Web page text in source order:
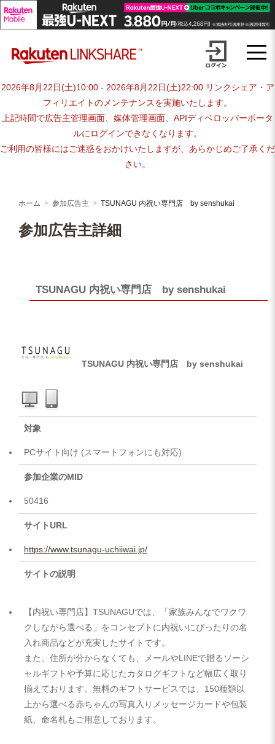
advertiser-html
2026年8月22日(土)10:00 - 2026年8月22日(土)22:00 リンクシェア・ア
フィリエイトのメンテナンスを実施いたします。
上記時間で広告主管理画面、媒体管理画面、APIディベロッパーポータ
ルにログインできなくなります。
ご利用の皆様にはご迷惑をおかけいたしますが、あらかじめご了承くだ
さい。
ホーム 参加広告主 TSUNAGU 内祝い専門店 by senshukai
参加広告主詳細
TSUNAGU 内祝い専門店 by senshukai
TSUNAGU 内祝い専門店 by senshukai
対象
PCサイト向け (スマートフォンにも対応)
参加企業のMID
50416
サイトURL
https://www.tsunagu-uchiiwai.jp/
サイトの説明
【内祝い専門店】TSUNAGUでは、「家族みんなでワクワ
クしながら選べる」をコンセプトに内祝いにぴったりの名
入れ商品などが充実したサイトです。
また、住所が分からなくても、メールやLINEで贈るソーシ
ャルギフトや予算に応じたカタログギフトなど幅広く取り
揃えております。無料のギフトサービスでは、150種類以
上から選べる赤ちゃんの写真入りメッセージカードや包装
紙、命名札もご用意しております。